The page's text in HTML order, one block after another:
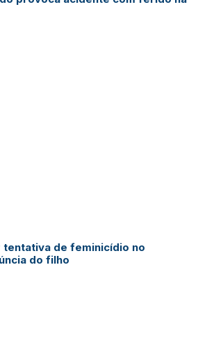
de feminicídio no
do filho